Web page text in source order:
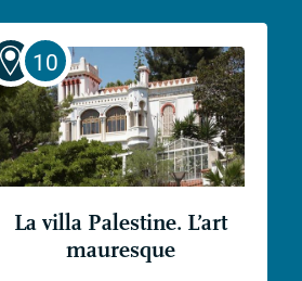
La villa Palestine. L’art
mauresque